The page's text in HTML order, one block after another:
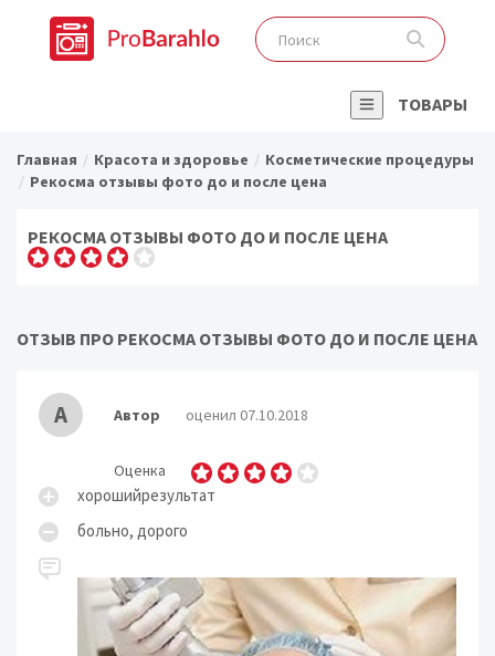
ТОВАРЫ
Главная Красота и здоровье
Косметические процедуры
Рекосма отзывы фото до и после цена
РЕКОСМА ОТЗЫВЫ ФОТО ДО И ПОСЛЕ ЦЕНА
ОТЗЫВ ПРО РЕКОСМА ОТЗЫВЫ ФОТО ДО И ПОСЛЕ ЦЕНА
А Автор оценил 07.10.2018
Оценка
хорошийрезультат
больно, дорого